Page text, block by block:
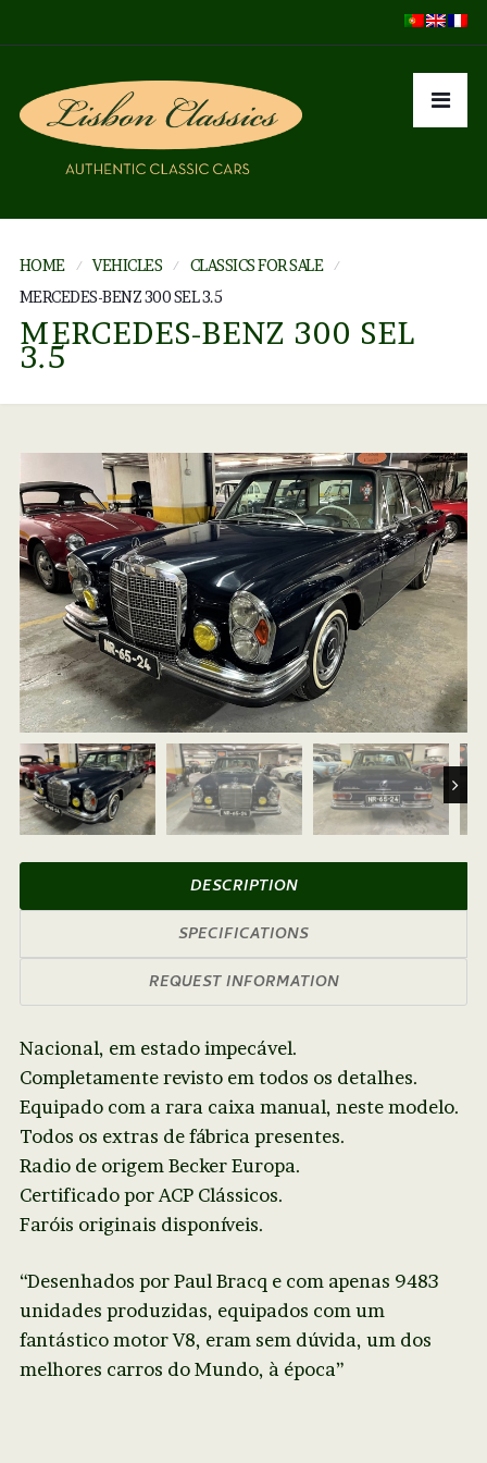
HOME VEHICLES
CLASSICS FOR SALE
MERCEDES-BENZ 300 SEL 3.5
MERCEDES-BENZ 300 SEL
3.5
DESCRIPTION
SPECIFICATIONS
REQUEST INFORMATION
Nacional, em estado impecável.
Completamente revisto em todos os detalhes.
Equipado com a rara caixa manual, neste modelo.
Todos os extras de fábrica presentes.
Radio de origem Becker Europa.
Certificado por ACP Clássicos.
Faróis originais disponíveis.
“Desenhados por Paul Bracq e com apenas 9483
unidades produzidas, equipados com um
fantástico motor V8, eram sem dúvida, um dos
melhores carros do Mundo, à época”